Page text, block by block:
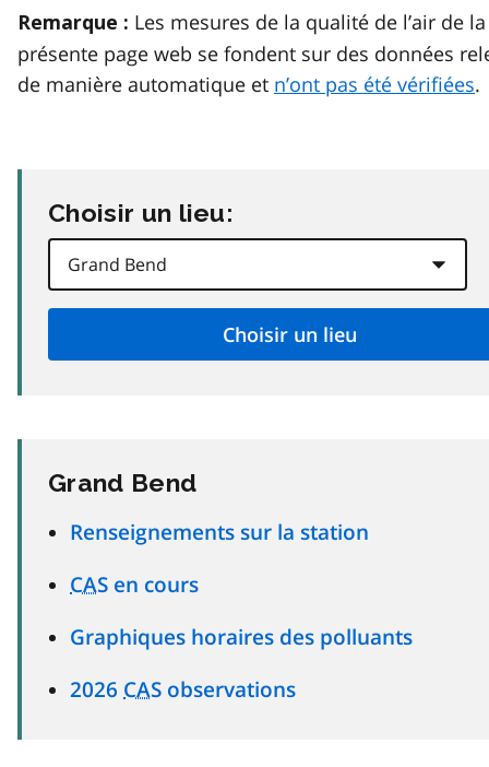
Remarque : Les mesures de la qualité de l’air de la
présente page web se fondent sur des données
de manière automatique et n’ont pas été vérifiées.
Choisir un lieu:
Grand Bend
Renseignements sur la station
CAS en cours
Graphiques horaires des polluants
2026 CAS observations